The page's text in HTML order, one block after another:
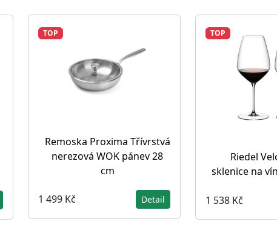
TOP
Remoska Proxima Třívrstvá
nerezová WOK pánev 28
cm
1 499 Kč Detail
TOP
Riedel
sklenice na
1 538 Kč